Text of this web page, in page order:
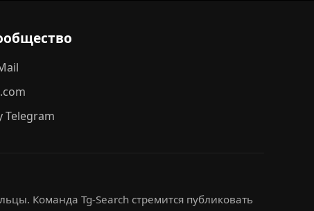
Telegram
Команда Tg-Search стремится публиковать